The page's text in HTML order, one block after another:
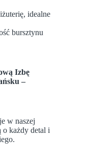
idealne
bursztynu
Izbę
–
w naszej
o każdy detal i